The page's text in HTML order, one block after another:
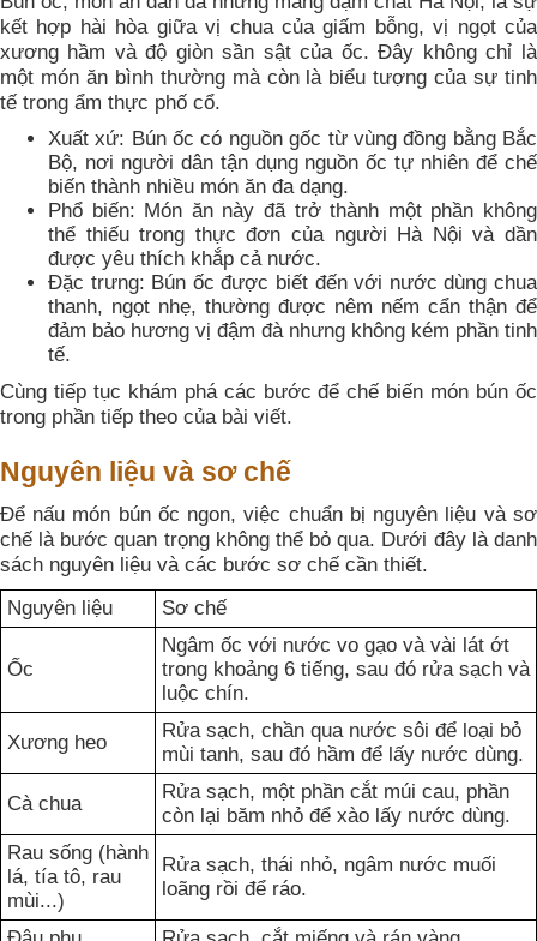
kết hợp hài hòa giữa vị chua của giấm bỗng, vị ngọt của
xương hầm và độ giòn sần sật của ốc. Đây không chỉ là
một món ăn bình thường mà còn là biểu tượng của sự tinh
tế trong ẩm thực phố cổ.
Xuất xứ: Bún ốc có nguồn gốc từ vùng đồng bằng Bắc
Bộ, nơi người dân tận dụng nguồn ốc tự nhiên để chế
biến thành nhiều món ăn đa dạng.
Phổ biến: Món ăn này đã trở thành một phần không
thể thiếu trong thực đơn của người Hà Nội và dần
được yêu thích khắp cả nước.
Đặc trưng: Bún ốc được biết đến với nước dùng chua
thanh, ngọt nhẹ, thường được nêm nếm cẩn thận để
đảm bảo hương vị đậm đà nhưng không kém phần tinh
tế.
Cùng tiếp tục khám phá các bước để chế biến món bún ốc
trong phần tiếp theo của bài viết.
Nguyên liệu và sơ chế
Để nấu món bún ốc ngon, việc chuẩn bị nguyên liệu và sơ
chế là bước quan trọng không thể bỏ qua. Dưới đây là danh
sách nguyên liệu và các bước sơ chế cần thiết.
Nguyên liệu
Sơ chế
Ốc
Ngâm ốc với nước vo gạo và vài lát ớt
trong khoảng 6 tiếng, sau đó rửa sạch và
luộc chín.
Xương heo
Rửa sạch, chần qua nước sôi để loại bỏ
mùi tanh, sau đó hầm để lấy nước dùng.
Cà chua
Rửa sạch, một phần cắt múi cau, phần
còn lại băm nhỏ để xào lấy nước dùng.
Rau sống (hành
lá, tía tô, rau
mùi...)
Rửa sạch, thái nhỏ, ngâm nước muối
loãng rồi để ráo.